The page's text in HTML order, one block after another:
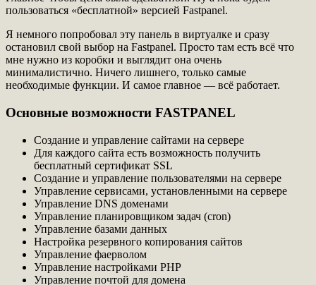
пользоваться «бесплатной» версией Fastpanel.
Я немного попробовал эту панель в виртуалке и сразу
остановил свой выбор на Fastpanel. Просто там есть всё что
мне нужно из коробки и выглядит она очень
минималистично. Ничего лишнего, только самые
необходимые функции. И самое главное — всё работает.
Основные возможности FASTPANEL
Создание и управление сайтами на сервере
Для каждого сайта есть возможность получить
бесплатный сертификат SSL
Создание и управление пользователями на сервере
Управление сервисами, установленными на сервере
Управление DNS доменами
Управление планировщиком задач (cron)
Управление базами данных
Настройка резервного копирования сайтов
Управление фаерволом
Управление настройками PHP
Управление почтой для домена